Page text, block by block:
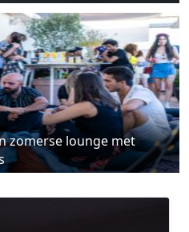
zomerse lounge met